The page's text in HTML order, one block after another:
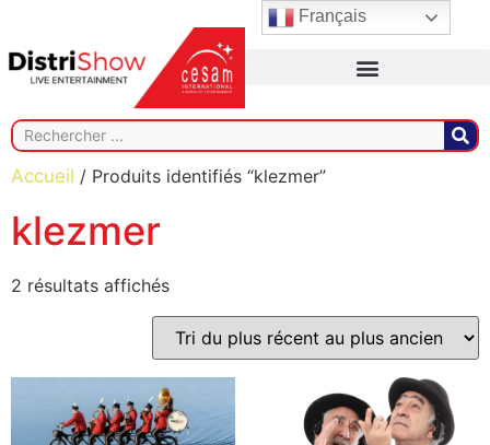
Accueil / Produits identifiés “klezmer”
klezmer
2 résultats affichés
Français